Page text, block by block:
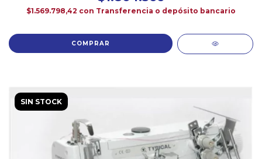
$1.569.798,42 con Transferencia o depósito bancario
SIN STOCK